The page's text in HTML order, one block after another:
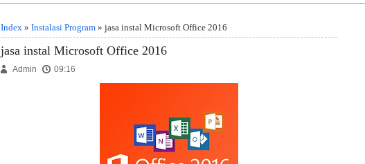
Index » Instalasi Program » jasa instal Microsoft Office 2016
jasa instal Microsoft Office 2016
Admin 09:16